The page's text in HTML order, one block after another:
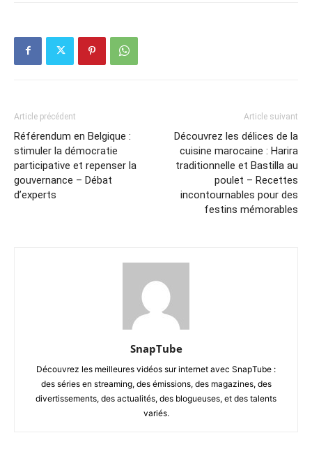
Article précédent
Référendum en Belgique :
stimuler la démocratie
participative et repenser la
gouvernance – Débat
d’experts
Article suivant
Découvrez les délices de la
cuisine marocaine : Harira
traditionnelle et Bastilla au
poulet – Recettes
incontournables pour des
festins mémorables
SnapTube
Découvrez les meilleures vidéos sur internet avec SnapTube :
des séries en streaming, des émissions, des magazines, des
divertissements, des actualités, des blogueuses, et des talents
variés.